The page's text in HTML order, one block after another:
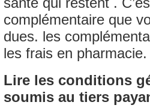
complémentaire que
dues. les
les frais en pharmacie.
Lire les conditions
soumis au tiers